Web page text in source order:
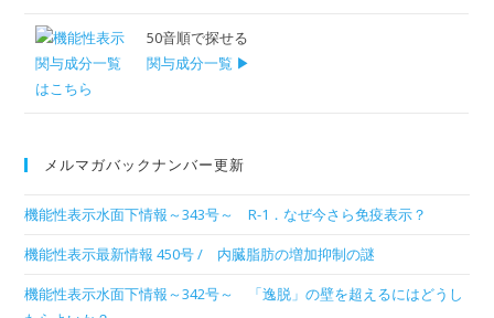
50音順で探せる
関与成分一覧 ▶
メルマガバックナンバー更新
機能性表示水面下情報～343号～ R-1．なぜ今さら免疫表示？
機能性表示最新情報 450号 / 内臓脂肪の増加抑制の謎
機能性表示水面下情報～342号～ 「逸脱」の壁を超えるにはどうし